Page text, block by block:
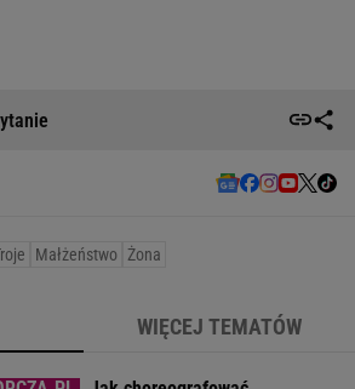
Małżeństwo Żona
WIĘCEJ TEMATÓW